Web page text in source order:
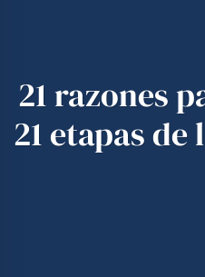
21 razones
21 etapas